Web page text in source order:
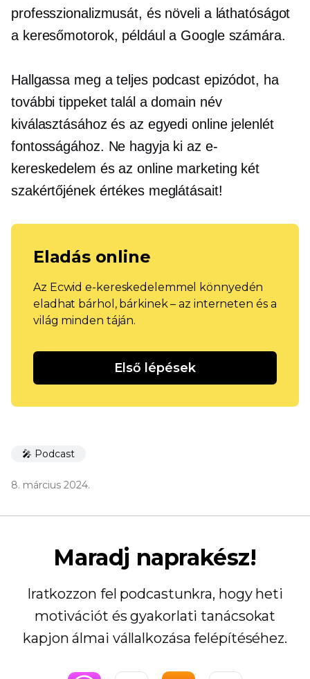
professzionalizmusát, és növeli a láthatóságot
a keresőmotorok, például a Google számára.
Hallgassa meg a teljes podcast epizódot, ha
további tippeket talál a domain név
kiválasztásához és az egyedi online jelenlét
fontosságához. Ne hagyja ki az e-
kereskedelem és az online marketing két
szakértőjének értékes meglátásait!
Eladás online
Az Ecwid e-kereskedelemmel könnyedén
eladhat bárhol, bárkinek – az interneten és a
világ minden táján.
Első lépések
🎤 Podcast
8. március 2024.
Maradj naprakész!
Iratkozzon fel podcastunkra, hogy heti
motivációt és gyakorlati tanácsokat
kapjon álmai vállalkozása felépítéséhez.